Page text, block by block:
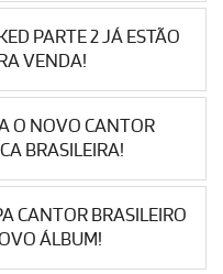
PARTE 2 JÁ ESTÃO
VENDA!
O NOVO CANTOR
BRASILEIRA!
CANTOR BRASILEIRO
ÁLBUM!